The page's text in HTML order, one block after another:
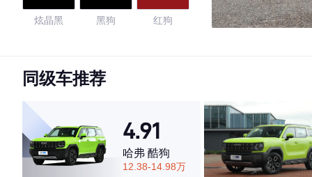
炫晶黑 黑狗 红狗
4.7
同级车推荐
4.91
哈弗 酷狗
12.38-14.98万